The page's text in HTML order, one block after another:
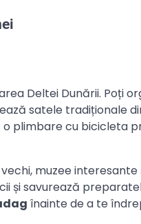
Deltei Dunării. Poți
satele tradiționale
plimbare cu bicicleta
muzee
și savurează
înainte de a te